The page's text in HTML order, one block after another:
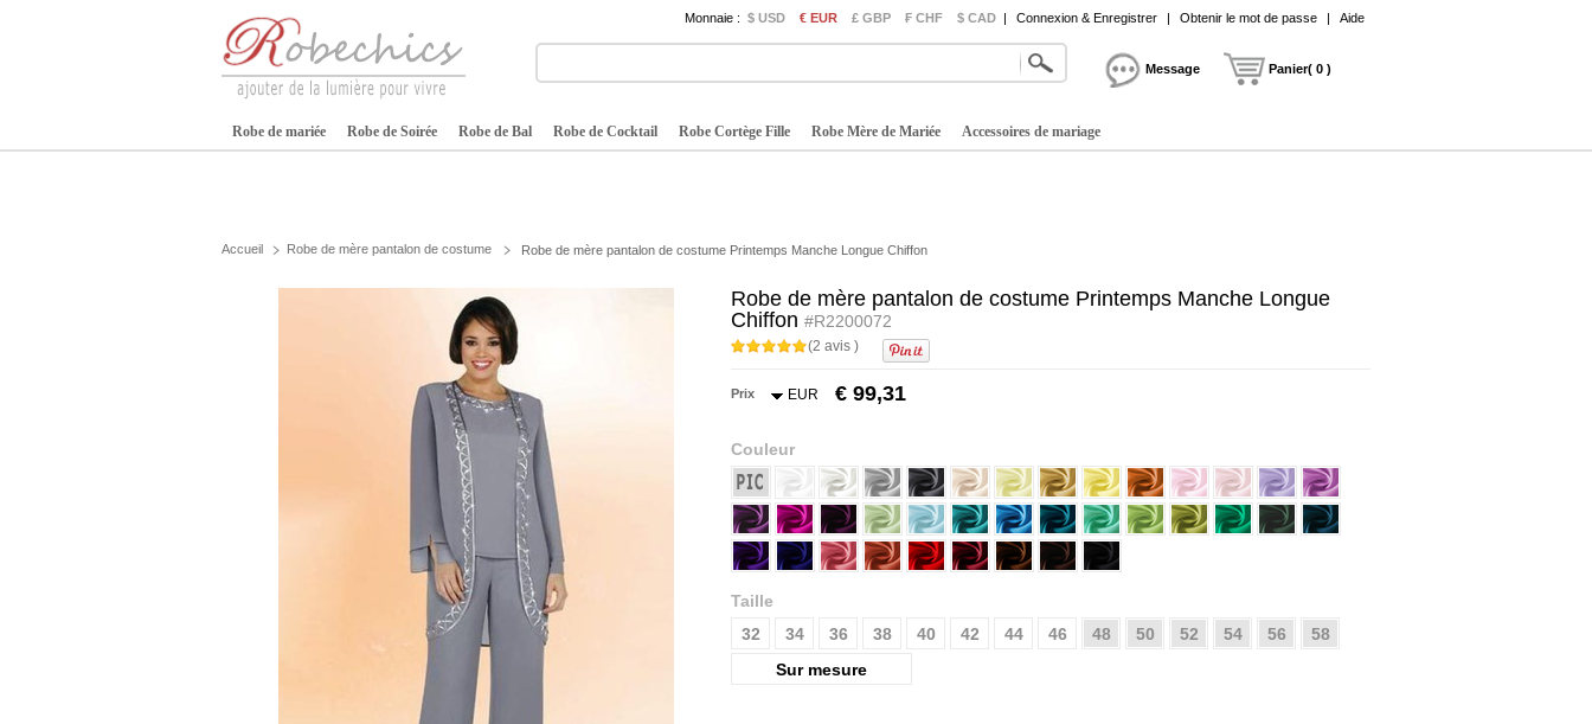
Monnaie : $ USD € EUR £ GBP ₣ CHF $ CAD | Connexion & Enregistrer | Obtenir le mot de passe | Aide
Message Panier( 0 )
Robe de mariée Robe de Soirée Robe de Bal Robe de Cocktail Robe Cortège Fille Robe Mère de Mariée Accessoires de mariage
Accueil Robe de mère pantalon de costume Robe de mère pantalon de costume Printemps Manche Longue Chiffon
Robe de mère pantalon de costume Printemps Manche Longue
Chiffon #R2200072
(2 avis )
Prix EUR € 99,31
Couleur
Taille
32
34 36 38 40 42 44 46 48 50 52 54 56
58
Sur mesure